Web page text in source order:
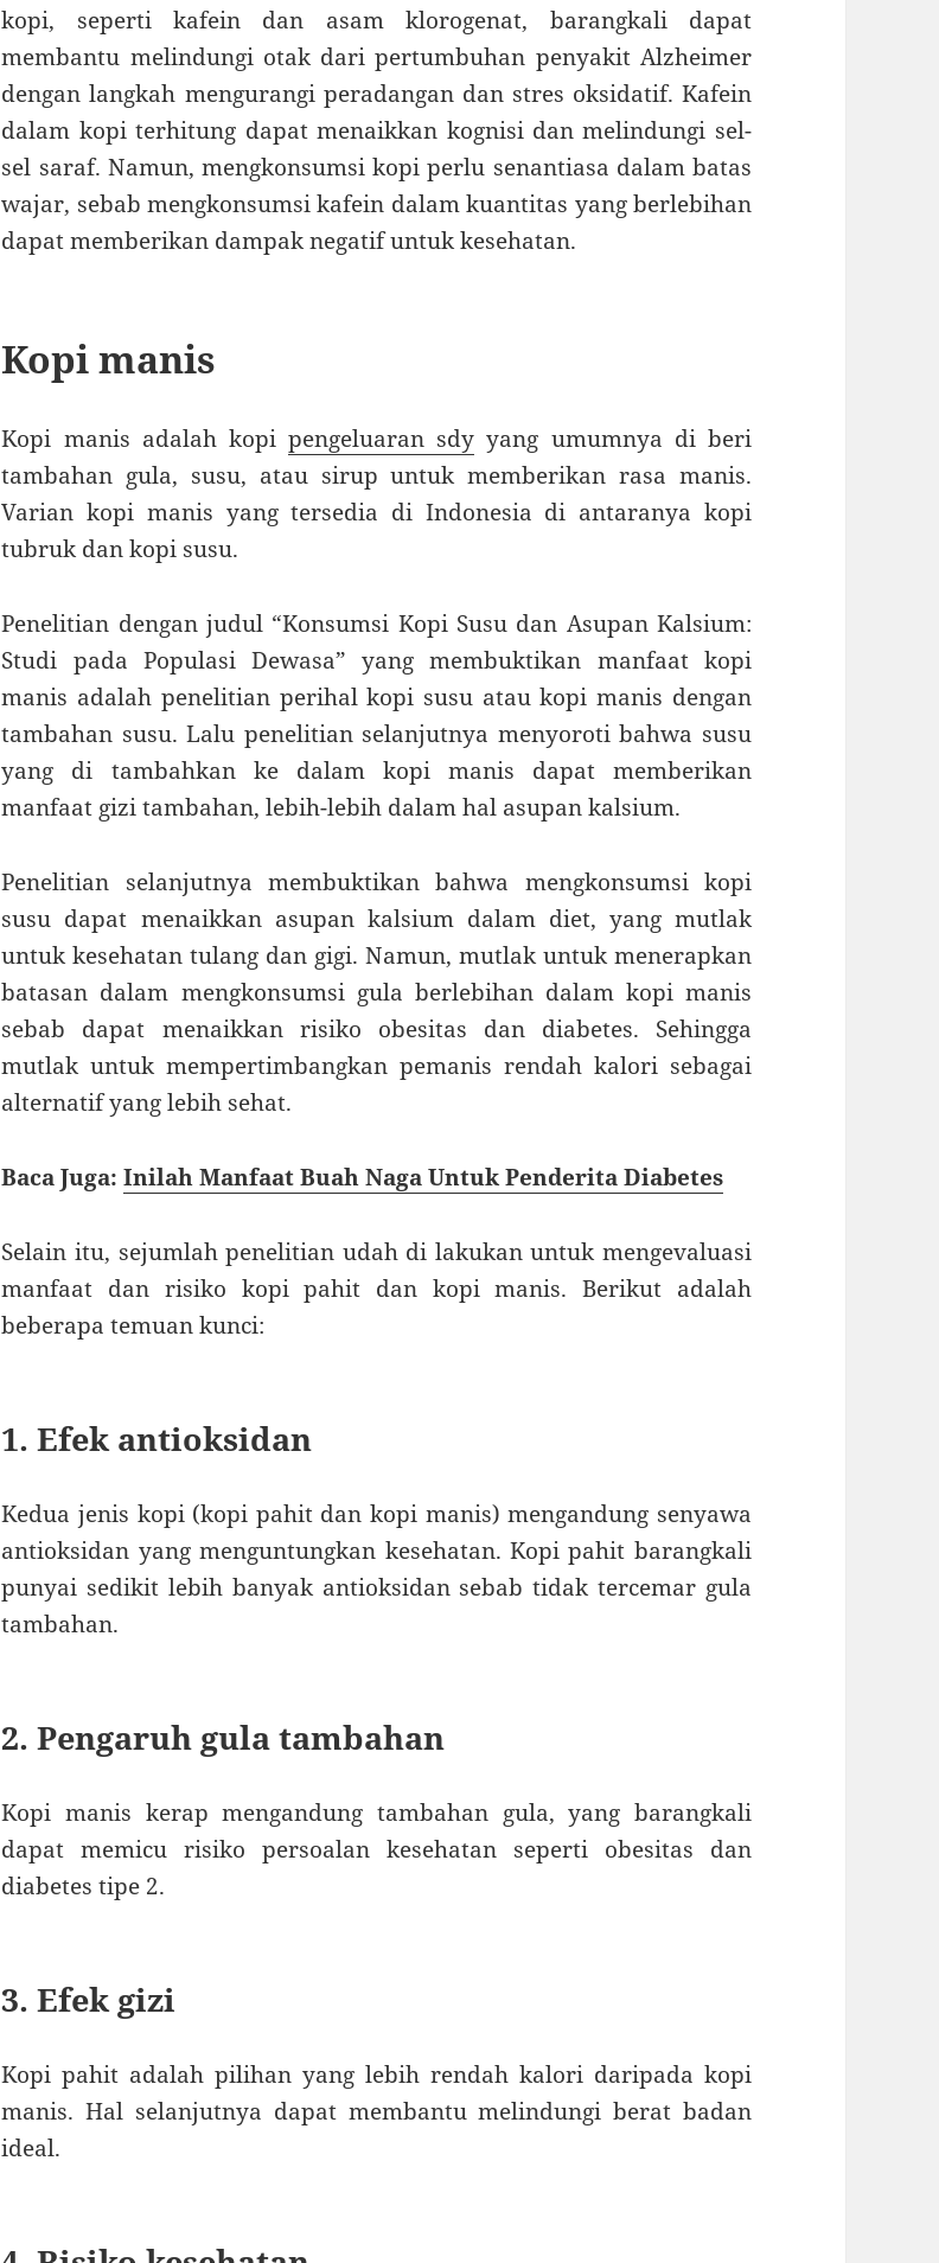
kopi, seperti kafein dan asam klorogenat, barangkali dapat
membantu melindungi otak dari pertumbuhan penyakit Alzheimer
dengan langkah mengurangi peradangan dan stres oksidatif. Kafein
dalam kopi terhitung dapat menaikkan kognisi dan melindungi sel-
sel saraf. Namun, mengkonsumsi kopi perlu senantiasa dalam batas
wajar, sebab mengkonsumsi kafein dalam kuantitas yang berlebihan
dapat memberikan dampak negatif untuk kesehatan.
Kopi manis
Kopi manis adalah kopipengeluaran sdy yang umumnya di beri
tambahan gula, susu, atau sirup untuk memberikan rasa manis.
Varian kopi manis yang tersedia di Indonesia di antaranya kopi
tubruk dan kopi susu.
Penelitian dengan judul “Konsumsi Kopi Susu dan Asupan Kalsium:
Studi pada Populasi Dewasa” yang membuktikan manfaat kopi
manis adalah penelitian perihal kopi susu atau kopi manis dengan
tambahan susu. Lalu penelitian selanjutnya menyoroti bahwa susu
yang di tambahkan ke dalam kopi manis dapat memberikan
manfaat gizi tambahan, lebih-lebih dalam hal asupan kalsium.
Penelitian selanjutnya membuktikan bahwa mengkonsumsi kopi
susu dapat menaikkan asupan kalsium dalam diet, yang mutlak
untuk kesehatan tulang dan gigi. Namun, mutlak untuk menerapkan
batasan dalam mengkonsumsi gula berlebihan dalam kopi manis
sebab dapat menaikkan risiko obesitas dan diabetes. Sehingga
mutlak untuk mempertimbangkan pemanis rendah kalori sebagai
alternatif yang lebih sehat.
Baca Juga:Inilah Manfaat Buah Naga Untuk Penderita Diabetes
Selain itu, sejumlah penelitian udah di lakukan untuk mengevaluasi
manfaat dan risiko kopi pahit dan kopi manis. Berikut adalah
beberapa temuan kunci:
1. Efek antioksidan
Kedua jenis kopi (kopi pahit dan kopi manis) mengandung senyawa
antioksidan yang menguntungkan kesehatan. Kopi pahit barangkali
punyai sedikit lebih banyak antioksidan sebab tidak tercemar gula
tambahan.
2. Pengaruh gula tambahan
Kopi manis kerap mengandung tambahan gula, yang barangkali
dapat memicu risiko persoalan kesehatan seperti obesitas dan
diabetes tipe 2.
3. Efek gizi
Kopi pahit adalah pilihan yang lebih rendah kalori daripada kopi
manis. Hal selanjutnya dapat membantu melindungi berat badan
ideal.